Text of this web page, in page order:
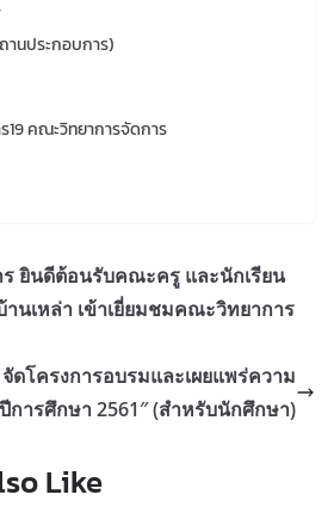
นประกอบการ)
คณะวิทยาการจัดการ
ยินดีต้อนรับคณะครู และนักเรียน
านเหล่า เข้าเยี่ยมชมคณะวิทยาการ
ดโครงการอบรมและเผยแพร่ความ
การศึกษา 2561″ (สำหรับนักศึกษา)
Like